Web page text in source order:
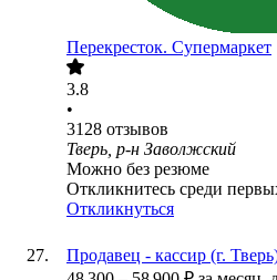
Перекресток. Супермаркет
3.8
•
3128 отзывов
Тверь, р-н Заволжский
Можно без резюме
Откликнитесь среди
Откликнуться
Продавец - кассир (г.